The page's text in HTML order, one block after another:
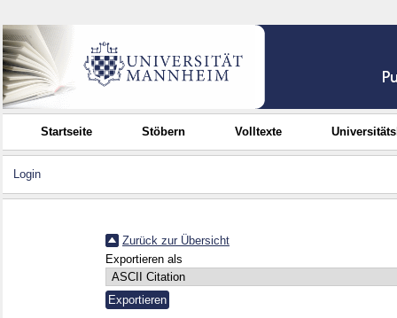
Startseite Stöbern Volltexte
Login
Zurück zur Übersicht
Exportieren als